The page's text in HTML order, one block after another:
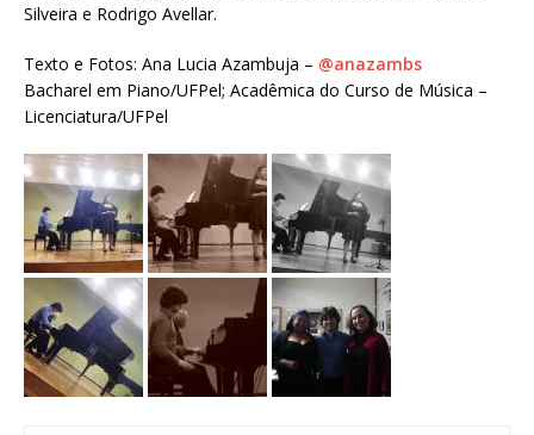
Silveira e Rodrigo Avellar.
Texto e Fotos: Ana Lucia Azambuja – @anazambs
Bacharel em Piano/UFPel; Acadêmica do Curso de Música –
Licenciatura/UFPel